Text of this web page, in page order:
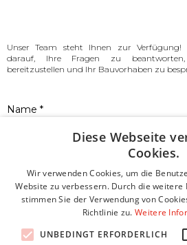
Unser Team steht Ihnen zur
darauf, Ihre Fragen zu beantworten,
bereitzustellen und Ihr Bauvorhaben zu
Name *
Telefonnummer
Diese Webseite
Cookies.
Wir verwenden Cookies, um die
Website zu verbessern. Durch die weitere
stimmen Sie der Verwendung von
Richtlinie zu.Weitere
UNBEDINGT ERFORDERLICH